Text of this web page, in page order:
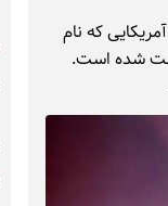
است که دِ4وِد، خواننده و ترانه‌سرای ۲۱ ساله آمریکایی که نام
ظن قتل یک دختر ۱۴ ساله بازداشت شده است.